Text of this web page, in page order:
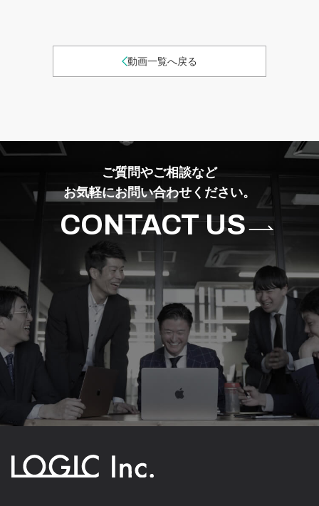
動画一覧へ戻る
ご質問やご相談など
お気軽にお問い合わせください。
CONTACT US